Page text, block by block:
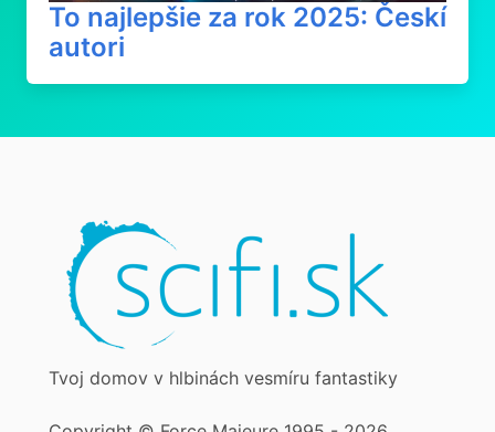
To najlepšie za rok 2025: Českí
autori
Tvoj domov v hlbinách vesmíru fantastiky